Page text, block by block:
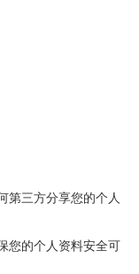
第三方分享您的个人
您的个人资料安全可